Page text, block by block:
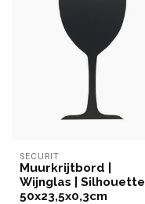
SECURIT
Muurkrijtbord |
Wijnglas | Silhouette |
50x23,5x0,3cm